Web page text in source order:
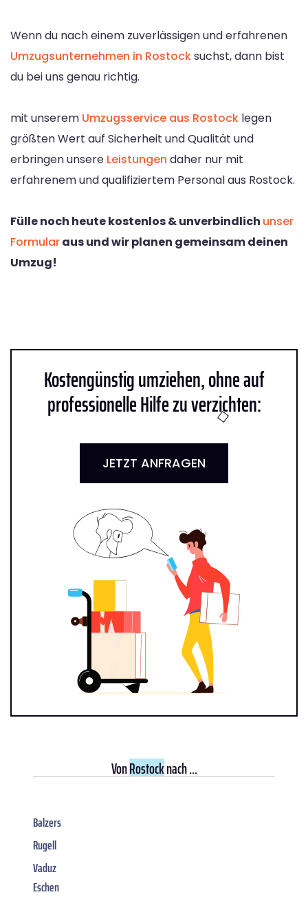
Wenn du nach einem zuverlässigen und erfahrenen
Umzugsunternehmen in Rostocksuchst, dann bist
du bei uns genau richtig.
mit unserem Umzugsservice aus Rostock legen
größten Wert auf Sicherheit und Qualität und
erbringen unsere Leistungen daher nur mit
erfahrenem und qualifiziertem Personal aus Rostock.
Fülle noch heute kostenlos & unverbindlich unser
Formularaus und wir planen gemeinsam deinen
Umzug!
Kostengünstig umziehen, ohne auf
professionelle Hilfe zu verzichten:
JETZT ANFRAGEN
VonRostocknach ...
Balzers
Rugell
Vaduz
Eschen